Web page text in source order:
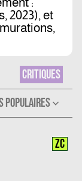
2023), et
CRITIQUES
POPULAIRES
ZC